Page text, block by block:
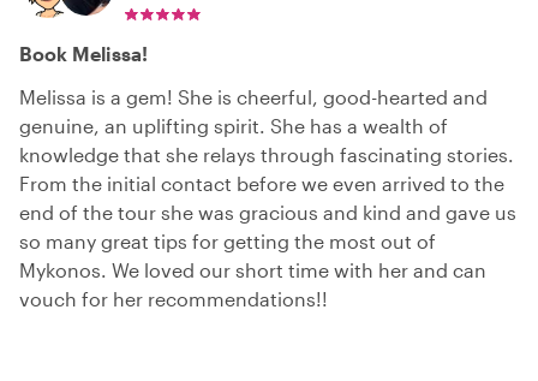
Book Melissa!
Melissa is a gem! She is cheerful, good-hearted and
genuine, an uplifting spirit. She has a wealth of
knowledge that she relays through fascinating stories.
From the initial contact before we even arrived to the
end of the tour she was gracious and kind and gave us
so many great tips for getting the most out of
Mykonos. We loved our short time with her and can
vouch for her recommendations!!